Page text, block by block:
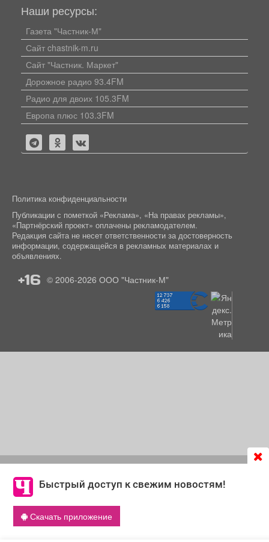
Быстрый доступ к свежим новостям!
Скачать приложение
согласие на обработку файлов cookie, которые
обеспечивают корректную работу сайта и сбора
информации для улучшения качества сервисов.
Что такое cookie
Наши ресурсы:
Газета "Частник-М"
Сайт chastnik-m.ru
Сайт "Частник. Маркет"
Дорожное радио 93.4FM
Радио для двоих 105.3FM
Европа плюс 103.3FM
Политика конфиденциальности
Публикации с пометкой «Реклама», «На правах рекламы»,
«Партнёрский проект» оплачены рекламодателем.
Редакция сайта не несет ответственности за достоверность
информации, содержащейся в рекламных материалах и
объявлениях.
+16 © 2006-2026 ООО "Частник-М"